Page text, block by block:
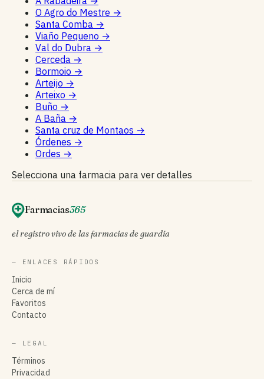
O Agro do Mestre →
Santa Comba →
Viaño Pequeno →
Val do Dubra →
Cerceda →
Bormoio →
Arteijo →
Arteixo →
Buño →
A Baña →
Santa cruz de Montaos →
Órdenes →
Ordes →
Selecciona una farmacia para ver detalles
Farmacias365
el registro vivo de las farmacias de guardia
— ENLACES RÁPIDOS
Inicio
Cerca de mí
Favoritos
Contacto
— LEGAL
Términos
Privacidad